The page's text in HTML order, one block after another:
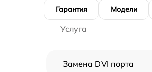
Гарантия Модели
Услуга
Замена DVI порта